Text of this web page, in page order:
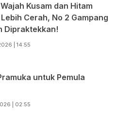
Kusam dan Hitam
Cerah, No 2 Gampang
Dipraktekkan!
| 14:55
untuk Pemula
| 02:55